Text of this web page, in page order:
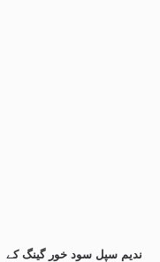
ندیم سپل سود خور گینگ کے